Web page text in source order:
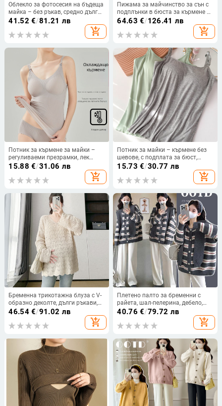
Облекло за фотосесия на бъдеща
майка – без ръкав, средно дълга
пола, свеж и нежен стил,
полиестер-спандекс смес (<30%
спандекс), 2025 издание
41.52 €/81.21 лв
add_shopping_cart
Пижама за майчинство за сън с
подплънки в бюста за кърмене и
бременност, дълъг ръкав и поло
64.63 €/126.41 лв
add_shopping_cart
Потник за кърмене за майки –
регуливаеми презрамки, лек
найлонов плат, корейски стил,
15.88 €/31.06 лв
add_shopping_cart
Потник за майки – кърмене без
шевове, с подплата за бюст,
модалова материя, презрамков
15.73 €/30.77 лв
add_shopping_cart
Бременна трикотажна блуза с V-
образно деколте, дълги ръкави,
свободна кройка, средна
дължина 65–80 см, полиестер.
46.54€/91.02 лв
add_shopping_cart
Плетено палто за бременни с
райета, шал-пелерина, дебело,
анти-пилинг, овърсайз
40.76 €/79.72 лв
add_shopping_cart